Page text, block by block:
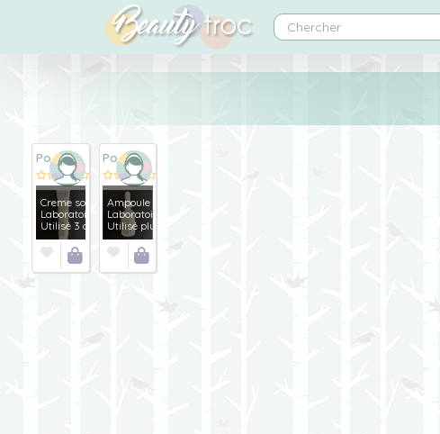
Po
Creme solaire spf 50
Laboratoire SVR
Utilisé 3 ou 4 fois


Po
Ampoule flash AZ
Laboratoire SVR
Utilisé plus de 4 fois

